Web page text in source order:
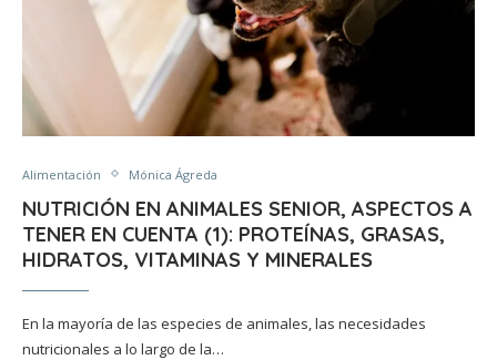
Alimentación Mónica Ágreda
NUTRICIÓN EN ANIMALES SENIOR, ASPECTOS A
TENER EN CUENTA (1): PROTEÍNAS, GRASAS,
HIDRATOS, VITAMINAS Y MINERALES
En la mayoría de las especies de animales, las necesidades
nutricionales a lo largo de la…